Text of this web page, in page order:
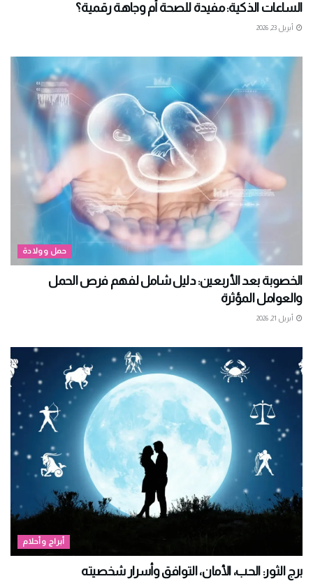
الساعات الذكية: مفيدة للصحة أم وجاهة رقمية؟
أبريل 23, 2026
حمل وولادة
الخصوبة بعد الأربعين: دليل شامل لفهم فرص الحمل
والعوامل المؤثرة
أبريل 21, 2026
أبراج وأحلام
برج الثور: الحب، الأمان، التوافق وأسرار شخصيته